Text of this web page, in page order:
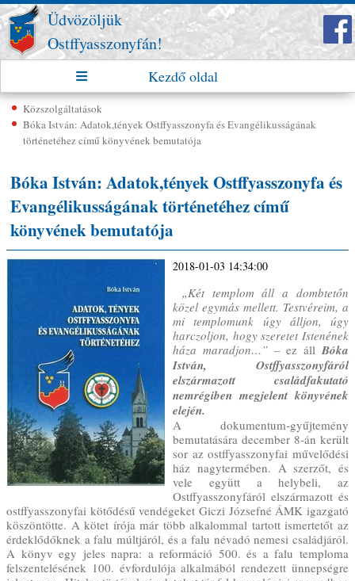
Üdvözöljük
Ostffyasszonyfán!
Kezdő oldal
Közszolgáltatások
Bóka István: Adatok,tények Ostffyasszonyfa és Evangélikusságának
történetéhez című könyvének bemutatója
Bóka István: Adatok,tények Ostffyasszonyfa és
Evangélikusságának történetéhez című
könyvének bemutatója
2018-01-03 14:34:00
„Két templom áll a dombtetőn
közel egymás mellett. Testvéreim, a
mi templomunk úgy álljon, úgy
harczoljon, hogy szeretet Istenének
háza maradjon…” –ez állBóka
István, Ostffyasszonyfáról
elszármazott családfakutató
nemrégiben megjelent könyvének
elején.
A dokumentum-gyűjtemény
bemutatására december 8-án került
sor az ostffyasszonyfai művelődési
ház nagytermében. A szerzőt, és
vele együtt a helybeli, az
Ostffyasszonyfáról elszármazott és
ostffyasszonyfai kötődésű vendégeket Giczi Józsefné ÁMK igazgató
köszöntötte. A kötet írója már több alkalommal tartott ismertetőt az
érdeklődőknek a falu múltjáról, és a falu névadó nemesi családjáról.
A könyv egy jeles napra: a reformáció 500. és a falu temploma
felszentelésének 100. évfordulója alkalmából rendezett ünnepségre